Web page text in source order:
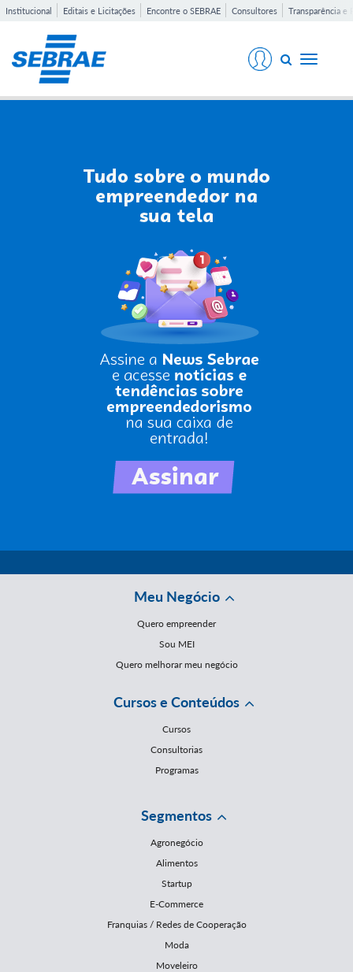
Institucional Editais e Licitações Encontre o SEBRAE Consultores Transparência e
Toggle
Meu Negócio
Quero empreender
Sou MEI
Quero melhorar meu negócio
Cursos e Conteúdos
Cursos
Consultorias
Programas
Segmentos
Agronegócio
Alimentos
Startup
E-Commerce
Franquias / Redes de Cooperação
Moda
Moveleiro